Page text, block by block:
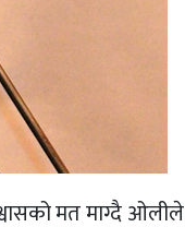
मत माग्दै ओलीले